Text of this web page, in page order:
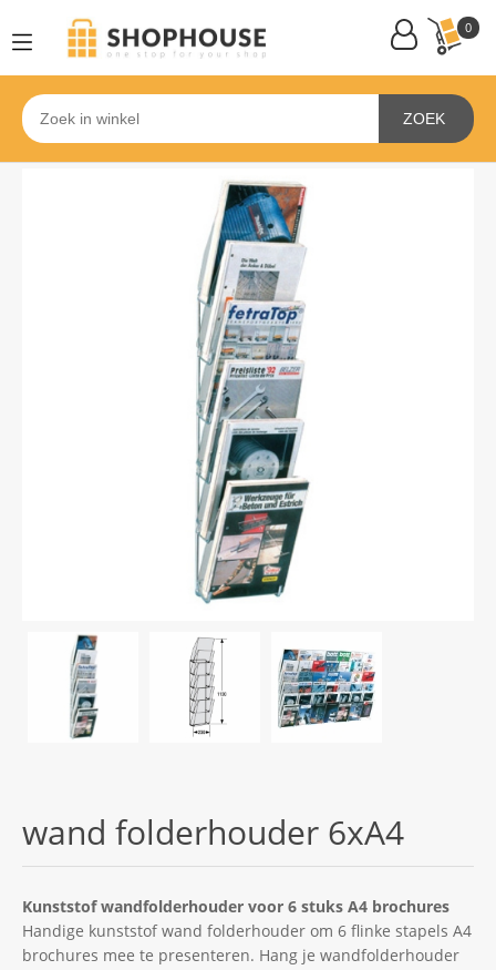
0
ZOEK
wand folderhouder 6xA4
Kunststof wandfolderhouder voor 6 stuks A4 brochures
Handige kunststof wand folderhouder om 6 flinke stapels A4
brochures mee te presenteren. Hang je wandfolderhouder